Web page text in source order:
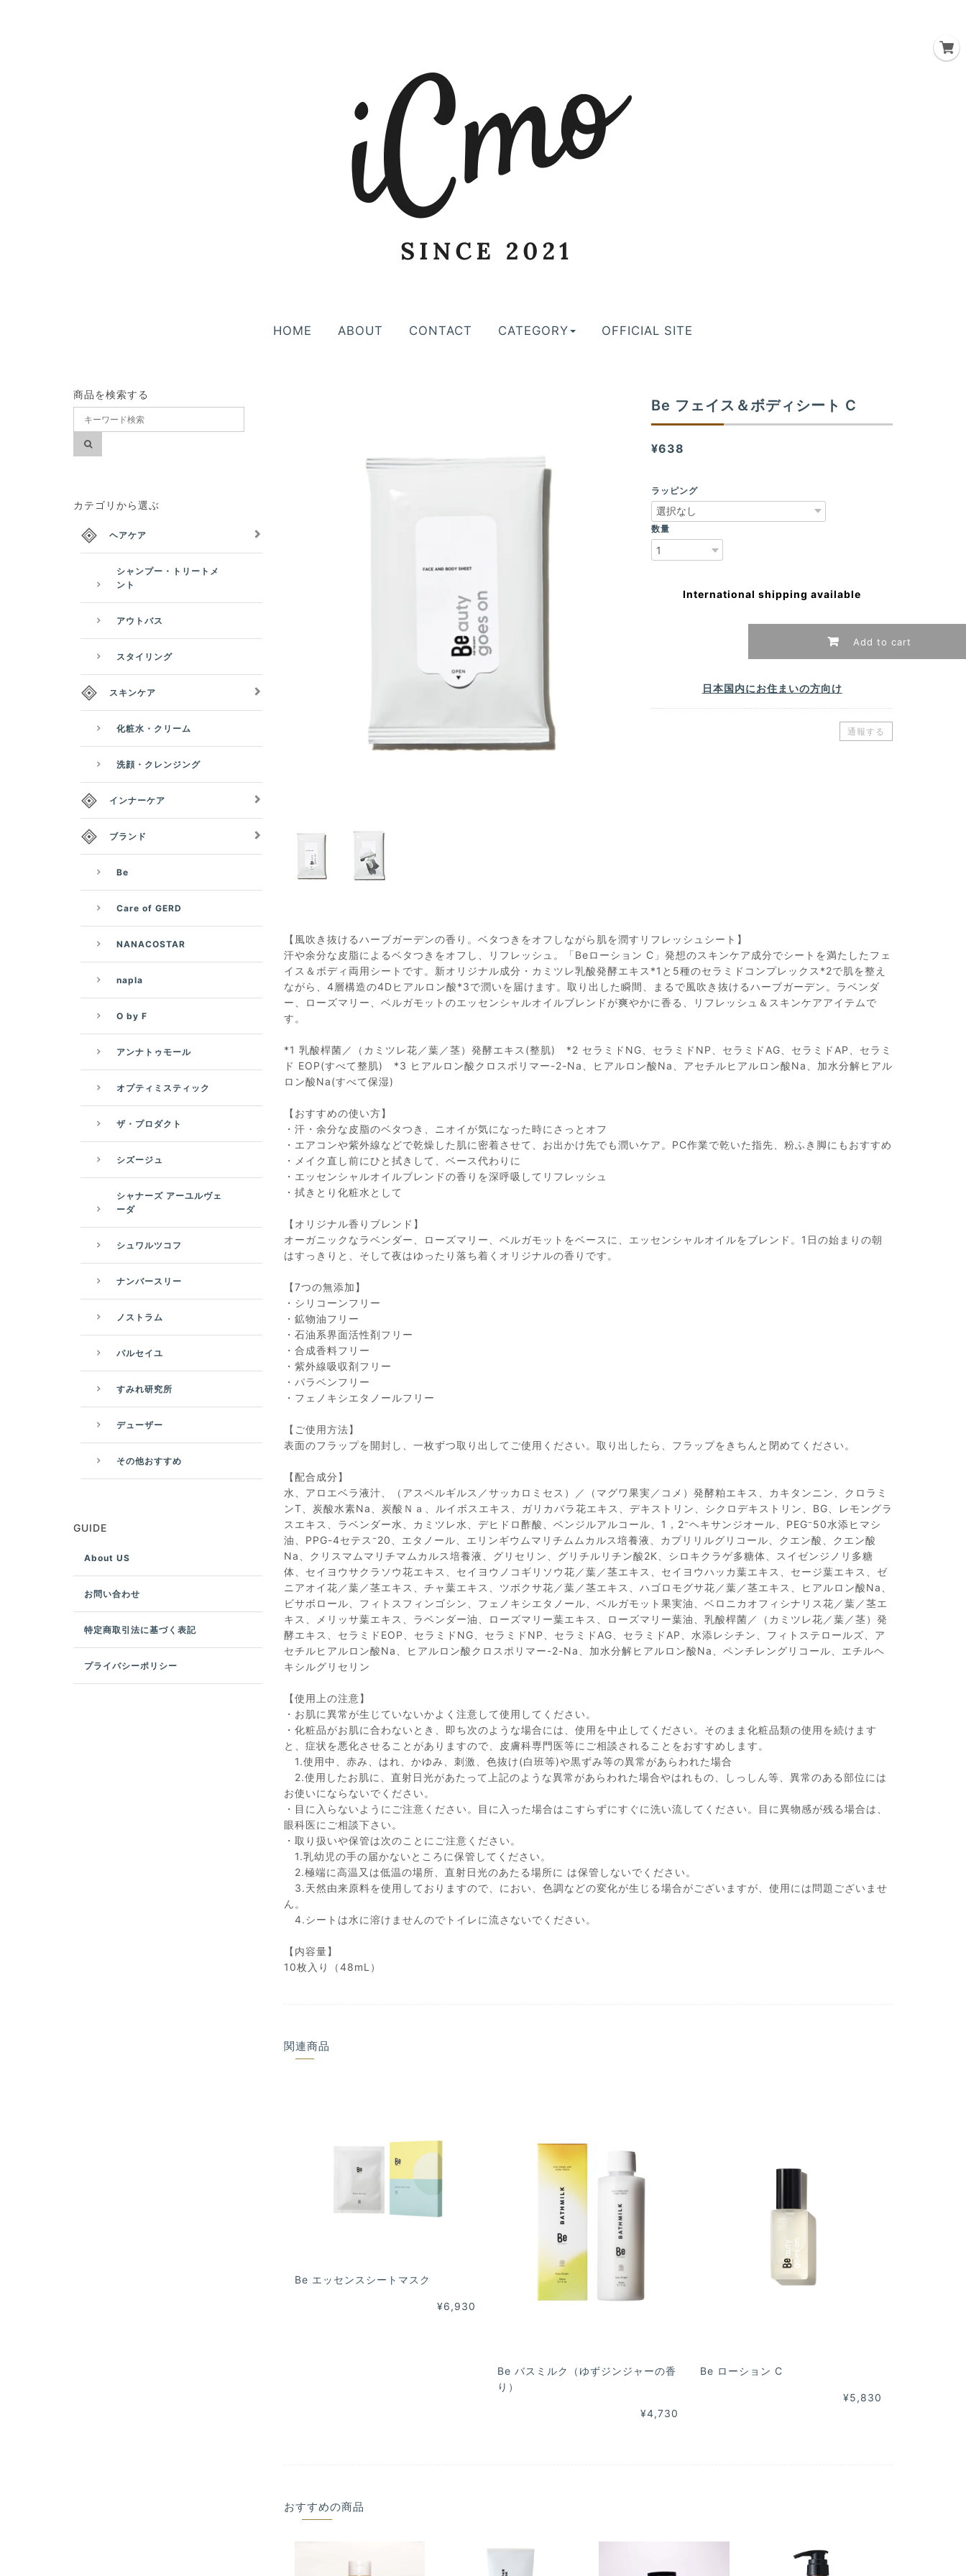
HOME ABOUT CONTACT CATEGORY OFFICIAL SITE
Be フェイス＆ボディシート C
¥638
ラッピング
数量
International shipping available
Add to cart
日本国内にお住まいの方向け
通報する
【風吹き抜ける​ハーブガーデンの​香り。ベタつきを​オフしながら肌を​潤すリフレッシュシート】
汗や余分な皮脂によるベタつきをオフし、リフレッシュ。「Beローション C」発想のスキンケア成分でシートを満たしたフェ
イス＆ボディ両用シートです。新オリジナル成分・カミツレ乳酸発酵エキス*1と5種のセラミドコンプレックス*2で肌を整え
ながら、4層構造の4Dヒアルロン酸*3で潤いを届けます。取り出した瞬間、まるで風吹き抜けるハーブガーデン。ラベンダ
ー、ローズマリー、ベルガモットのエッセンシャルオイルブレンドが爽やかに香る、リフレッシュ＆スキンケアアイテムで
す。
*1 乳酸桿菌／（カミツレ花／葉／茎）発酵エキス(整肌) *2 セラミドNG、セラミドNP、セラミドAG、セラミドAP、セラミ
ド EOP(すべて整肌) *3 ヒアルロン酸クロスポリマー-2-Na、ヒアルロン酸Na、アセチルヒアルロン酸Na、加水分解ヒアル
ロン酸Na(すべて保湿)
【おすすめの​使い方】
・汗・余分な皮脂のベタつき、ニオイが気になった時にさっとオフ
・エアコンや紫外線などで乾燥した肌に密着させて、お出かけ先でも潤いケア。PC作業で乾いた指先、粉ふき脚にもおすすめ
・メイク直し前にひと拭きして、ベース代わりに
・エッセンシャルオイルブレンドの香りを深呼吸してリフレッシュ
・拭きとり化粧水として
【オリジナル香りブレンド】
オーガニックなラベンダー、ローズマリー、ベルガモットをベースに、エッセンシャルオイルをブレンド。1日の始まりの朝
はすっきりと、そして夜はゆったり落ち着くオリジナルの香りです。
【7つの​無添加】
・シリコーンフリー
・鉱物油フリー
・石油系界面活性剤フリー
・合成香料フリー
・紫外線吸収剤フリー
・パラベンフリー
・フェノキシエタノールフリー
【ご使用方法】
表面のフラップを開封し、一枚ずつ取り出してご使用ください。取り出したら、フラップをきちんと閉めてください。
【配合成分】
水、アロエベラ液汁、（アスペルギルス／サッカロミセス）／（マグワ果実／コメ）発酵粕エキス、カキタンニン、クロラミ
ンT、炭酸水素Na、炭酸Ｎａ、ルイボスエキス、ガリカバラ花エキス、デキストリン、シクロデキストリン、BG、レモングラ
スエキス、ラベンダー水、カミツレ水、デヒドロ酢酸、ベンジルアルコール、1，2⁻ヘキサンジオール、PEG⁻50水添ヒマシ
油、PPG-4セテス⁻20、エタノール、エリンギウムマリチムムカルス培養液、カプリリルグリコール、クエン酸、クエン酸
Na、クリスマムマリチマムカルス培養液、グリセリン、グリチルリチン酸2K、シロキクラゲ多糖体、スイゼンジノリ多糖
体、セイヨウサクラソウ花エキス、セイヨウノコギリソウ花／葉／茎エキス、セイヨウハッカ葉エキス、セージ葉エキス、ゼ
ニアオイ花／葉／茎エキス、チャ葉エキス、ツボクサ花／葉／茎エキス、ハゴロモグサ花／葉／茎エキス、ヒアルロン酸Na、
ビサボロール、フィトスフィンゴシン、フェノキシエタノール、ベルガモット果実油、ベロニカオフィシナリス花／葉／茎エ
キス、メリッサ葉エキス、ラベンダー油、ローズマリー葉エキス、ローズマリー葉油、乳酸桿菌／（カミツレ花／葉／茎）発
酵エキス、セラミドEOP、セラミドNG、セラミドNP、セラミドAG、セラミドAP、水添レシチン、フィトステロールズ、ア
セチルヒアルロン酸Na、ヒアルロン酸クロスポリマー-2-Na、加水分解ヒアルロン酸Na、ペンチレングリコール、エチルヘ
キシルグリセリン
【使用上の注意】
・お肌に異常が生じていないかよく注意して使用してください。
・化粧品がお肌に合わないとき、即ち次のような場合には、使用を中止してください。そのまま化粧品類の使用を続けます
と、症状を悪化させることがありますので、皮膚科専門医等にご相談されることをおすすめします。
1.使用中、赤み、はれ、かゆみ、刺激、色抜け(白班等)や黒ずみ等の異常があらわれた場合
2.使用したお肌に、直射日光があたって上記のような異常があらわれた場合やはれもの、しっしん等、異常のある部位には
お使いにならないでください。
・目に入らないようにご注意ください。目に入った場合はこすらずにすぐに洗い流してください。目に異物感が残る場合は、
眼科医にご相談下さい。
・取り扱いや保管は次のことにご注意ください。
1.乳幼児の手の届かないところに保管してください。
2.極端に高温又は低温の場所、直射日光のあたる場所に は保管しないでください。
3.天然由来原料を使用しておりますので、におい、色調などの変化が生じる場合がございますが、使用には問題ございませ
ん。
4.シートは水に溶けませんのでトイレに流さないでください。
【内容量】
10枚入り（48mL）
関連商品
Be エッセンスシートマスク
¥6,930
Be バスミルク（ゆずジンジャーの香
り）
¥4,730
Be ローション C
¥5,830
おすすめの商品
商品を検索する
カテゴリから選ぶ
ヘアケア
シャンプー・トリートメ
ント
アウトバス
スタイリング
スキンケア
化粧水・クリーム
洗顔・クレンジング
インナーケア
ブランド
Be
Care of GERD
NANACOSTAR
napla
O by F
アンナトゥモール
オプティミスティック
ザ・プロダクト
シズージュ
シャナーズ アーユルヴェ
ーダ
シュワルツコフ
ナンバースリー
ノストラム
パルセイユ
すみれ研究所
デューザー
その他おすすめ
GUIDE
About US
お問い合わせ
特定商取引法に基づく表記
プライバシーポリシー